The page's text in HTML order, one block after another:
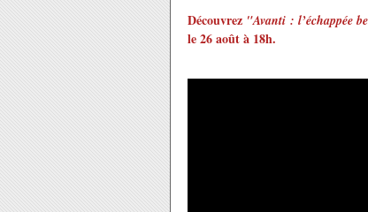
Découvrez "Avanti : l’échappée
le 26 août à 18h.